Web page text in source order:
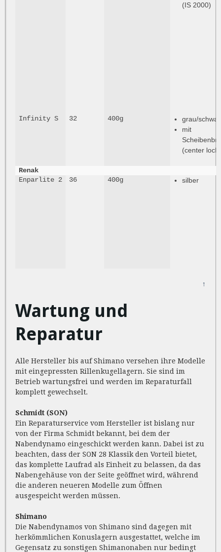
(IS 2000)
Infinity S 32 400g
grau/
mit
(center lock)
Renak
Enparlite 2
36 400g silber
↑
Wartung und
Reparatur
Alle Hersteller bis auf Shimano versehen ihre Modelle
mit eingepressten Rillenkugellagern. Sie sind im
Betrieb wartungsfrei und werden im Reparaturfall
komplett gewechselt.
Schmidt (SON)
Ein Reparaturservice vom Hersteller ist bislang nur
von der Firma Schmidt bekannt, bei dem der
Nabendynamo eingeschickt werden kann. Dabei ist zu
beachten, dass der SON 28 Klassik den Vorteil bietet,
das komplette Laufrad als Einheit zu belassen, da das
Nabengehäuse von der Seite geöffnet wird, während
die anderen neueren Modelle zum Öffnen
ausgespeicht werden müssen.
Shimano
Die Nabendynamos von Shimano sind dagegen mit
herkömmlichen Konuslagern ausgestattet, welche im
Gegensatz zu sonstigen Shimanonaben nur bedingt